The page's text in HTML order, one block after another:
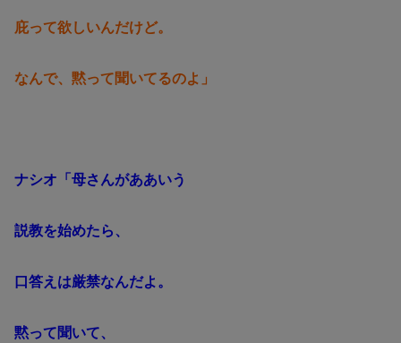
庇って欲しいんだけど。
なんで、黙って聞いてるのよ」
ナシオ「母さんがああいう
説教を始めたら、
口答えは厳禁なんだよ。
黙って聞いて、